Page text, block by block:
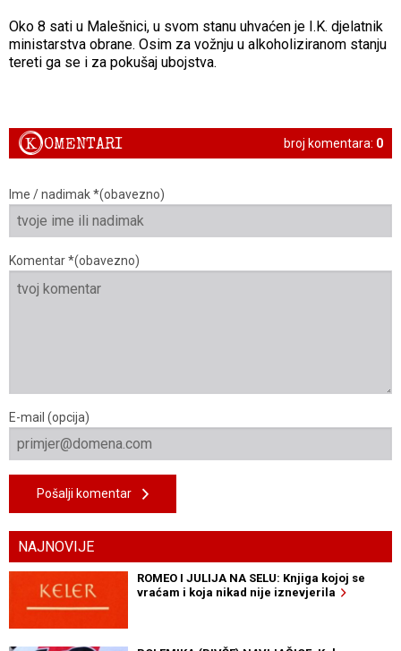
Oko 8 sati u Malešnici, u svom stanu uhvaćen je I.K. djelatnik
ministarstva obrane. Osim za vožnju u alkoholiziranom stanju
tereti ga se i za pokušaj ubojstva.
broj komentara: 0
KOMENTARI
Ime / nadimak *(obavezno)
Komentar *(obavezno)
E-mail (opcija)
Pošalji komentar
NAJNOVIJE
ROMEO I JULIJA NA SELU: Knjiga kojoj se
vraćam i koja nikad nije iznevjerila